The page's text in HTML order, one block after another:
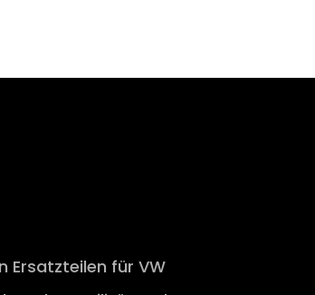
Ersatzteilen für VW